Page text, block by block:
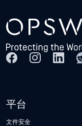
平台
文件安全